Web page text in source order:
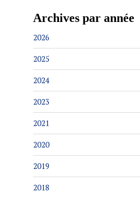
Archives par année
2026
2025
2024
2023
2021
2020
2019
2018